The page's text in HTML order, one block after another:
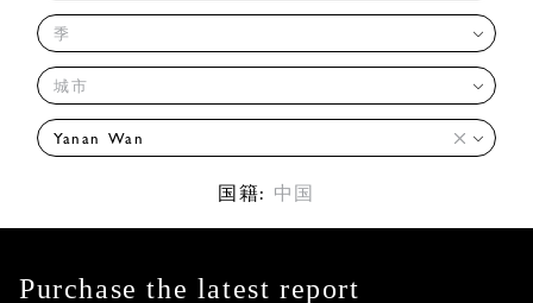
季
城市
Yanan Wan
国籍: 中国
Purchase the latest report